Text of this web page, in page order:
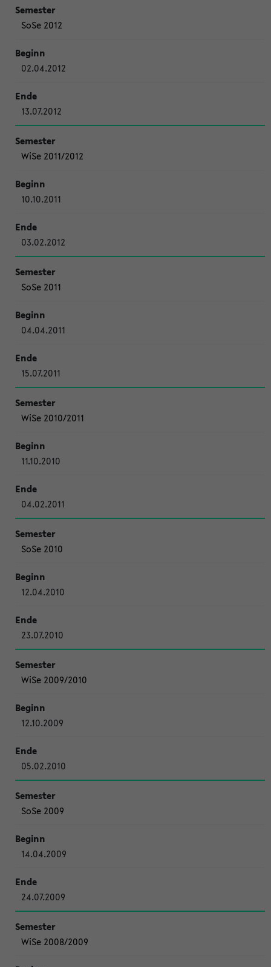
SoSe 2012
02.04.2012
13.07.2012
WiSe 2011/2012
10.10.2011
03.02.2012
SoSe 2011
04.04.2011
15.07.2011
WiSe 2010/2011
11.10.2010
04.02.2011
SoSe 2010
12.04.2010
23.07.2010
WiSe 2009/2010
12.10.2009
05.02.2010
SoSe 2009
14.04.2009
24.07.2009
WiSe 2008/2009